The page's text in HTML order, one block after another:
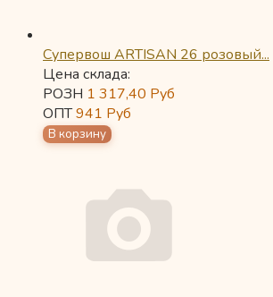
Супервош ARTISAN 26 розовый...
Цена склада:
РОЗН 1 317,40 Руб
ОПТ941 Руб